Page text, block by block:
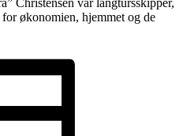
økonomien, hjemmet og de